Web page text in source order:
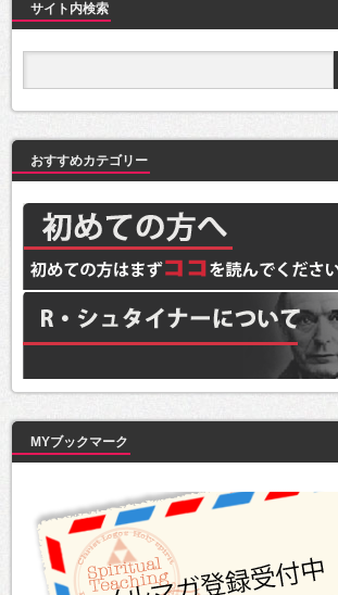
サイト内検索
おすすめカテゴリー
MYブックマーク